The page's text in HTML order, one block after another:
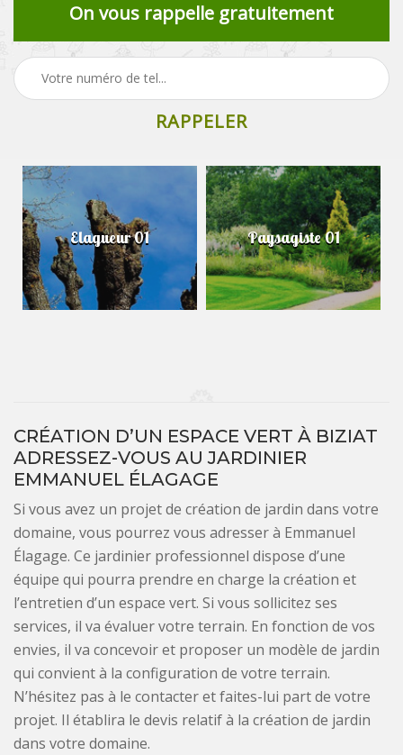
On vous rappelle gratuitement
Elagueur 01 Paysagiste 01
CRÉATION D’UN ESPACE VERT À BIZIAT
ADRESSEZ-VOUS AU JARDINIER
EMMANUEL ÉLAGAGE
Si vous avez un projet de création de jardin dans votre
domaine, vous pourrez vous adresser à Emmanuel
Élagage. Ce jardinier professionnel dispose d’une
équipe qui pourra prendre en charge la création et
l’entretien d’un espace vert. Si vous sollicitez ses
services, il va évaluer votre terrain. En fonction de vos
envies, il va concevoir et proposer un modèle de jardin
qui convient à la configuration de votre terrain.
N’hésitez pas à le contacter et faites-lui part de votre
projet. Il établira le devis relatif à la création de jardin
dans votre domaine.